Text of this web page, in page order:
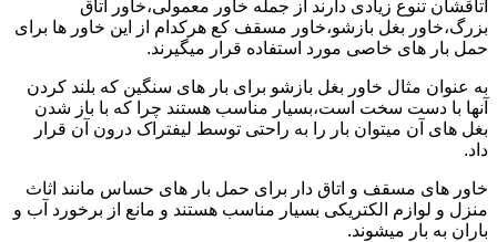
اتاقشان تنوع زیادی دارند از جمله خاور معمولی،خاور اتاق
بزرگ،خاور بغل بازشو،خاور مسقف کع هرکدام از این خاور ها برای
حمل بار های خاصی مورد استفاده قرار میگیرند.
به عنوان مثال خاور بغل بازشو برای بار های سنگین که بلند کردن
آنها با دست سخت است،بسیار مناسب هستند چرا که با باز شدن
بغل های آن میتوان بار را به راحتی توسط لیفتراک درون آن قرار
داد.
خاور های مسقف و اتاق دار برای حمل بار های حساس مانند اثاث
منزل و لوازم الکتریکی بسیار مناسب هستند و مانع از برخورد آب و
باران به بار میشوند.